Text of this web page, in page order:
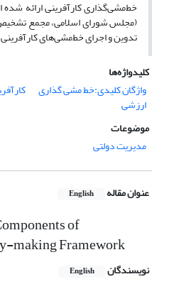
خط‌مشی‌گذاری کارآفرینی ارائه
(مجلس شورای اسلامی‌، مجمع
تدوین و اجرای خط‌مشی‌های
کلیدواژه‌ها
واژگان کلیدی:خط مشی گذاری
ارزشی
موضوعات
مدیریت دولتی
عنوان مقاله English
of
making Framework
نویسندگان English